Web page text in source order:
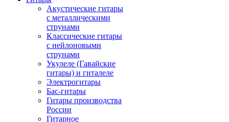
Акустические гитары
с металлическими
струнами
Классические гитары
с нейлоновыми
струнами
Укулеле (Гавайские
гитары) и гиталеле
Электрогитары
Бас-гитары
Гитары производства
России
Гитарное